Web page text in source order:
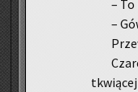
–
–